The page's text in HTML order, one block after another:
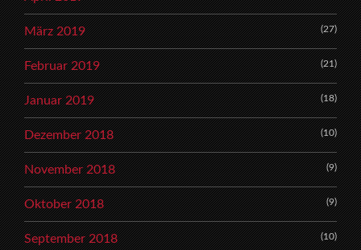
März 2019 (27)
Februar 2019 (21)
Januar 2019 (18)
Dezember 2018 (10)
November 2018 (9)
Oktober 2018 (9)
September 2018 (10)